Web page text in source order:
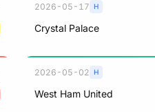
2026-05-17 H
Crystal Palace
2026-05-02 H
West Ham United